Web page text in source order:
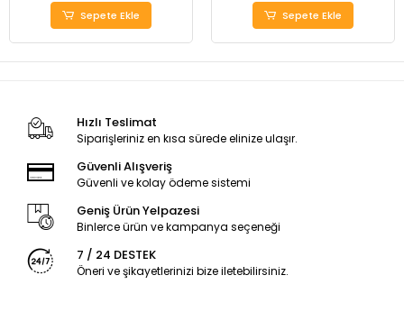
Sepete Ekle Sepete Ekle
Hızlı Teslimat
Siparişleriniz en kısa sürede elinize ulaşır.
Güvenli Alışveriş
Güvenli ve kolay ödeme sistemi
Geniş Ürün Yelpazesi
Binlerce ürün ve kampanya seçeneği
7 / 24 DESTEK
Öneri ve şikayetlerinizi bize iletebilirsiniz.